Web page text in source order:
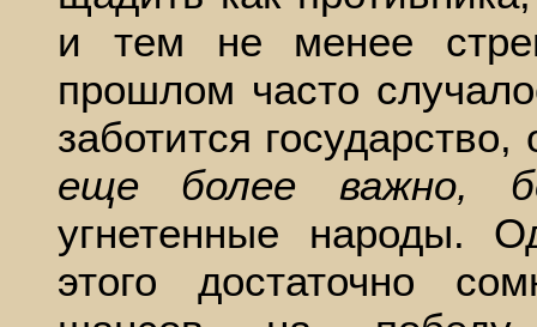
и тем не менее
прошлом часто
заботится
еще более важно,
угнетенные народы.
этого достаточно